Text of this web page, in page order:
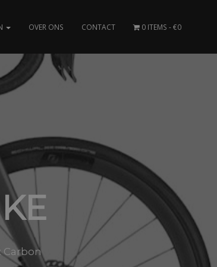
OVER ONS CONTACT 0 ITEMS €0
Carbon